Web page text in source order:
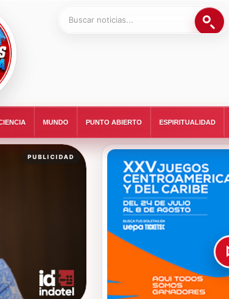
Buscar:
MUNDO PUNTO ABIERTO ESPIRITUALIDAD
PUBLICIDAD